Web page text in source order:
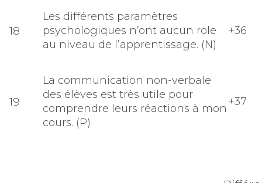
18
Les différents paramètres
psychologiques n’ont aucun role
au niveau de l’apprentissage. (N)
+36
19
La communication non-verbale
des élèves est très utile pour
comprendre leurs réactions à mon
cours. (P)
+37